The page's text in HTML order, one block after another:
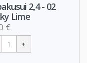
2,4 - 02
Lime
€